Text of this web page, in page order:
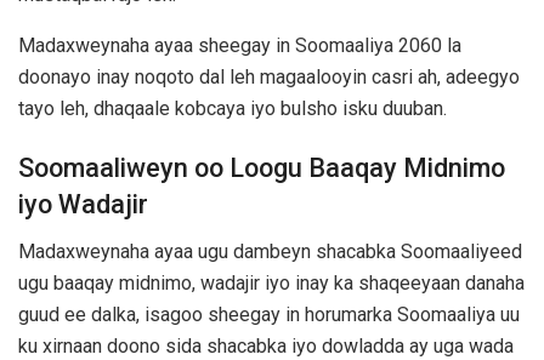
Madaxweynaha ayaa sheegay in Soomaaliya 2060 la
doonayo inay noqoto dal leh magaalooyin casri ah, adeegyo
tayo leh, dhaqaale kobcaya iyo bulsho isku duuban.
Soomaaliweyn oo Loogu Baaqay Midnimo
iyo Wadajir
Madaxweynaha ayaa ugu dambeyn shacabka Soomaaliyeed
ugu baaqay midnimo, wadajir iyo inay ka shaqeeyaan danaha
guud ee dalka, isagoo sheegay in horumarka Soomaaliya uu
ku xirnaan doono sida shacabka iyo dowladda ay uga wada